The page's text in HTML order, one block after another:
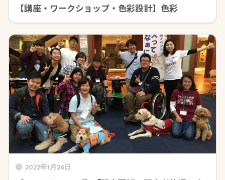
【講座・ワークショップ・色彩設計】色彩
2022年1月26日